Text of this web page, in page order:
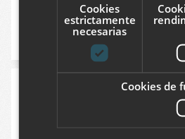
MIKEL LARREATEGI
Fundación de la asociación
Basque Precision Technology
09/05/2019
Cookies
estrictamente
necesarias
Cookies de